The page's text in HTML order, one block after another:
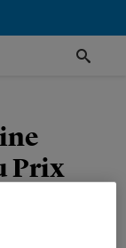
Prix